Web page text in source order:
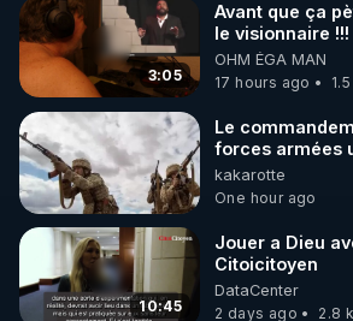
3:05
Avant que ça
le visionnaire !!!
OHM ÉGA MAN
17 hours ago
Le
forces armées
a ordonné
mercenaires
encerclés Le
armées
ordonné
mercenaires
kakarotte
One hour ago
10:45
Jouer a Dieu
Citoicitoyen
DataCenter
2 days ago
2.8